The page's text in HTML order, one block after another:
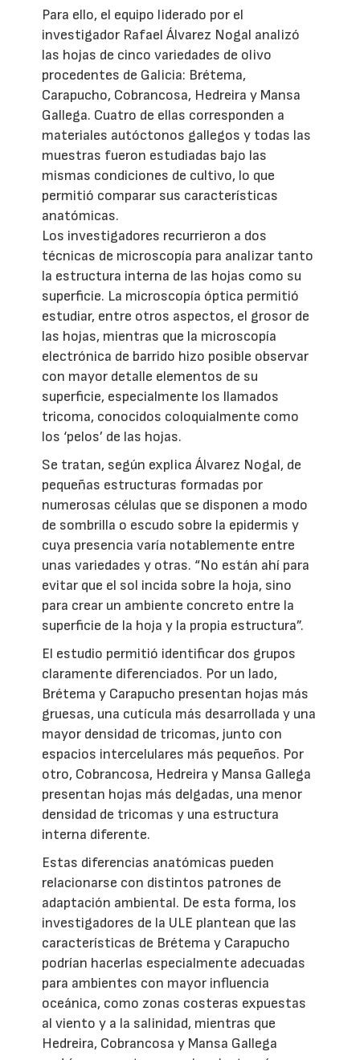
Para ello, el equipo liderado por el
investigador Rafael Álvarez Nogal analizó
las hojas de cinco variedades de olivo
procedentes de Galicia: Brétema,
Carapucho, Cobrancosa, Hedreira y Mansa
Gallega. Cuatro de ellas corresponden a
materiales autóctonos gallegos y todas las
muestras fueron estudiadas bajo las
mismas condiciones de cultivo, lo que
permitió comparar sus características
anatómicas.
Los investigadores recurrieron a dos
técnicas de microscopía para analizar tanto
la estructura interna de las hojas como su
superficie. La microscopía óptica permitió
estudiar, entre otros aspectos, el grosor de
las hojas, mientras que la microscopía
electrónica de barrido hizo posible observar
con mayor detalle elementos de su
superficie, especialmente los llamados
tricoma, conocidos coloquialmente como
los ‘pelos’ de las hojas.
Se tratan, según explica Álvarez Nogal, de
pequeñas estructuras formadas por
numerosas células que se disponen a modo
de sombrilla o escudo sobre la epidermis y
cuya presencia varía notablemente entre
unas variedades y otras. “No están ahí para
evitar que el sol incida sobre la hoja, sino
para crear un ambiente concreto entre la
superficie de la hoja y la propia estructura”.
El estudio permitió identificar dos grupos
claramente diferenciados. Por un lado,
Brétema y Carapucho presentan hojas más
gruesas, una cutícula más desarrollada y una
mayor densidad de tricomas, junto con
espacios intercelulares más pequeños. Por
otro, Cobrancosa, Hedreira y Mansa Gallega
presentan hojas más delgadas, una menor
densidad de tricomas y una estructura
interna diferente.
Estas diferencias anatómicas pueden
relacionarse con distintos patrones de
adaptación ambiental. De esta forma, los
investigadores de la ULE plantean que las
características de Brétema y Carapucho
podrían hacerlas especialmente adecuadas
para ambientes con mayor influencia
oceánica, como zonas costeras expuestas
al viento y a la salinidad, mientras que
Hedreira, Cobrancosa y Mansa Gallega